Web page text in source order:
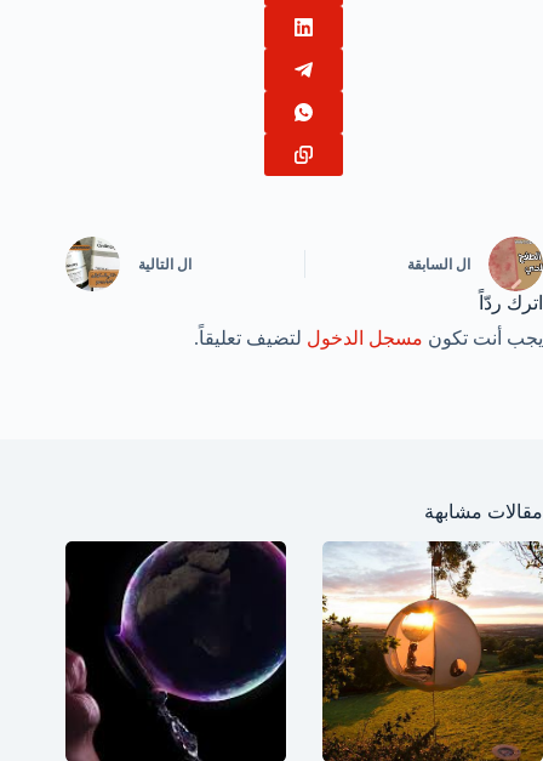
ال السابقة ال التالية
اترك ردّاً
يجب أنت تكون مسجل الدخول لتضيف تعليقاً.
مقالات مشابهة